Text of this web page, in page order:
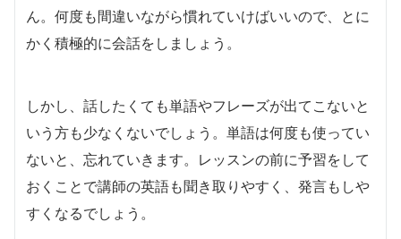
ん。何度も間違いながら慣れていけばいいので、とに
かく積極的に会話をしましょう。
しかし、話したくても単語やフレーズが出てこないと
いう方も少なくないでしょう。単語は何度も使ってい
ないと、忘れていきます。レッスンの前に予習をして
おくことで講師の英語も聞き取りやすく、発言もしや
すくなるでしょう。